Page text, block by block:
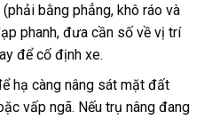
bằng phẳng, khô ráo và
phanh, đưa cần số về vị trí
để cố định xe.
hạ càng nâng sát mặt đất
vấp ngã. Nếu trụ nâng đang